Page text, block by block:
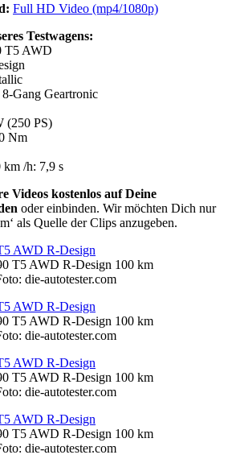
Full HD Video (mp4/1080p)
Testwagens:
T5 AWD
Gang Geartronic
(250 PS)
Nm
km /h: 7,9 s
Videos kostenlos auf Deine
oder einbinden. Wir möchten Dich nur
als Quelle der Clips anzugeben.
T5 AWD R-Design 100 km
die-autotester.com
T5 AWD R-Design 100 km
die-autotester.com
T5 AWD R-Design 100 km
die-autotester.com
T5 AWD R-Design 100 km
die-autotester.com